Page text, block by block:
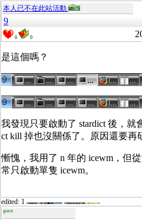
本人已不在此站活動
9
0 0
是這個嗎？
我發現只要啟動了 stardict 後，就
ct kill 掉也沒關係了。原因還要再
慚愧，我用了 n 年的 icewm，但
常只啟動單隻 icewm。
edited: 1
guest